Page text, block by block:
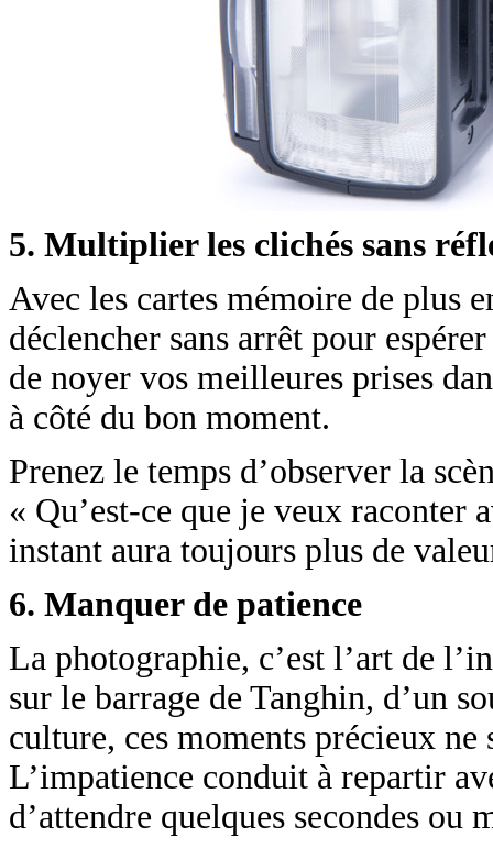
5. Multiplier les clichés sans
Avec les cartes mémoire de plus
déclencher sans arrêt pour
de noyer vos meilleures prises
à côté du bon moment.
Prenez le temps d’observer la
« Qu’est-ce que je veux raconter
instant aura toujours plus de
6. Manquer de patience
La photographie, c’est l’art de
sur le barrage de Tanghin, d’un
culture, ces moments précieux
L’impatience conduit à repartir
d’attendre quelques secondes ou